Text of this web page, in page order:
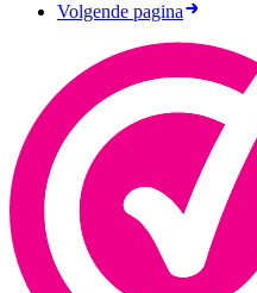
Volgende pagina